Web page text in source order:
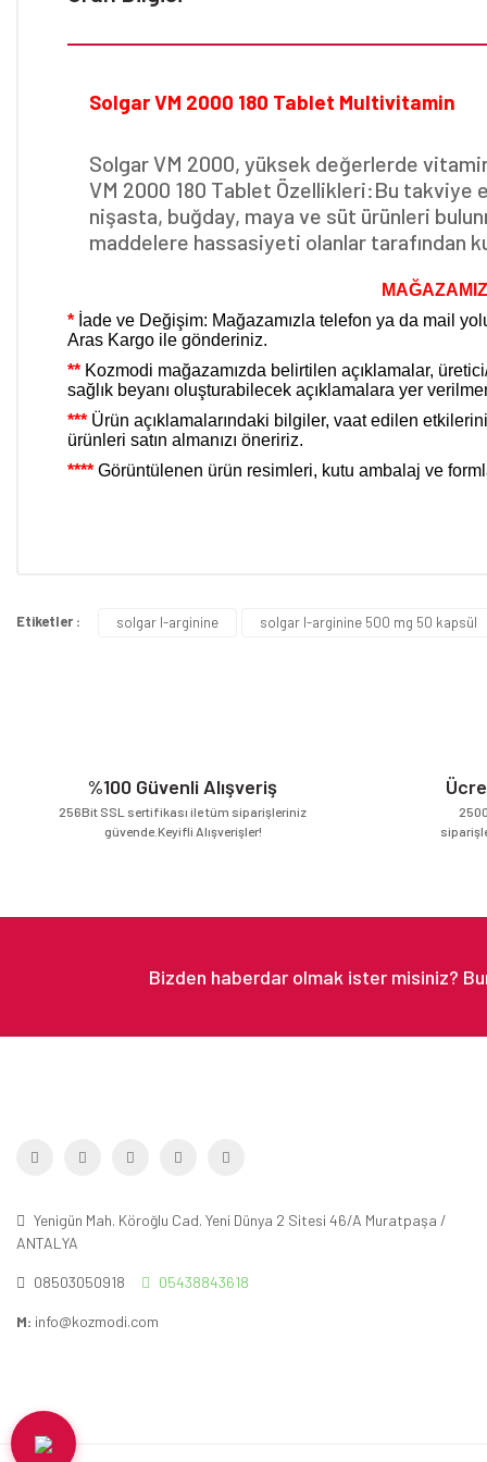
Solgar VM 2000 180 Tablet Multivitamin
Solgar VM 2000, yüksek değerlerde
VM 2000 180 Tablet Özellikleri:Bu takviye
nişasta, buğday, maya ve süt ürünleri
maddelere hassasiyeti olanlar tarafından
* İade ve Değişim: Mağazamızla telefon ya da mail
Aras Kargo ile gönderiniz.
** Kozmodi mağazamızda belirtilen açıklamalar,
sağlık beyanı oluşturabilecek açıklamalara yer
*** Ürün açıklamalarındaki bilgiler, vaat edilen
ürünleri satın almanızı öneririz.
**** Görüntülenen ürün resimleri, kutu ambalaj ve
Etiketler : solgar l-arginine solgar l-arginine 500 mg 50 kapsül
%100 Güvenli Alışveriş
256Bit SSL sertifikası ile tüm siparişleriniz
güvende.Keyifli Alışverişler!
Yenigün Mah. Köroğlu Cad. Yeni Dünya 2 Sitesi 46/A Muratpaşa /
ANTALYA
08503050918 05438843618
M: info@kozmodi.com